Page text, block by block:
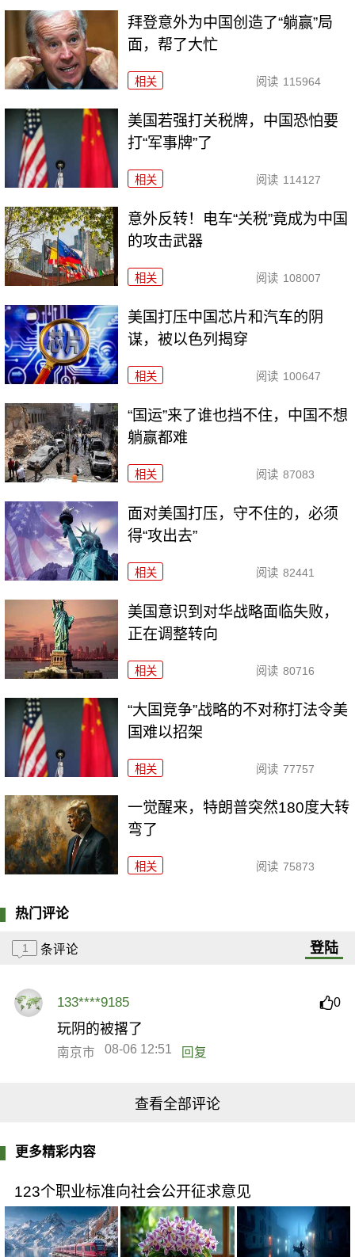
拜登意外为中国创造了“躺赢”局
面，帮了大忙
相关 阅读 115964
美国若强打关税牌，中国恐怕要
打“军事牌”了
相关 阅读 114127
意外反转！电车“关税”竟成为中国
的攻击武器
相关 阅读 108007
美国打压中国芯片和汽车的阴
谋，被以色列揭穿
相关 阅读 100647
“国运”来了谁也挡不住，中国不想
躺赢都难
相关 阅读 87083
面对美国打压，守不住的，必须
得“攻出去”
相关 阅读 82441
美国意识到对华战略面临失败，
正在调整转向
相关 阅读 80716
“大国竞争”战略的不对称打法令美
国难以招架
相关 阅读 77757
一觉醒来，特朗普突然180度大转
弯了
相关 阅读 75873
热门评论
1 条评论 登陆
133****9185 0
玩阴的被撂了
南京市 08-06 12:51 回复
查看全部评论
更多精彩内容
123个职业标准向社会公开征求意见